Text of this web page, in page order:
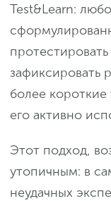
Test&Learn:
зафиксировать
более
его активно
Этот подход,
утопичным: в
неудачных